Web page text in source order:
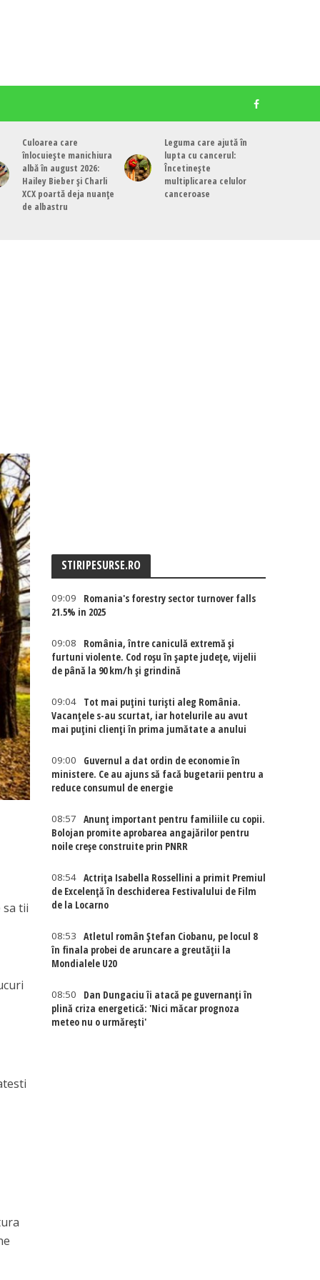
Culoarea care
înlocuiește manichiura
albă în august 2026:
Hailey Bieber și Charli
XCX poartă deja nuanțe
de albastru
Leguma care ajută în
lupta cu cancerul:
Încetinește
multiplicarea celulor
canceroase
tii
STIRIPESURSE.RO
09:09
Romania's forestry sector turnover falls
21.5% in 2025
09:08
România, între caniculă extremă și
furtuni violente. Cod roșu în șapte județe, vijelii
de până la 90 km/h și grindină
09:04
Tot mai puțini turiști aleg România.
Vacanțele s-au scurtat, iar hotelurile au avut
mai puțini clienți în prima jumătate a anului
09:00
Guvernul a dat ordin de economie în
ministere. Ce au ajuns să facă bugetarii pentru a
reduce consumul de energie
08:57
Anunț important pentru familiile cu copii.
Bolojan promite aprobarea angajărilor pentru
noile creșe construite prin PNRR
08:54 Actriţa Isabella Rossellini a primit Premiul
de Excelenţă în deschiderea Festivalului de Film
de la Locarno
08:53
Atletul român Ștefan Ciobanu, pe locul 8
în finala probei de aruncare a greutății la
Mondialele U20
08:50
Dan Dungaciu îi atacă pe guvernanți în
plină criza energetică: 'Nici măcar prognoza
meteo nu o urmărești'